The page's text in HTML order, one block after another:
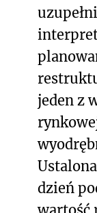
jeden z
dzień